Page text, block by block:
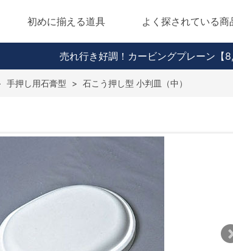
初めに揃える道具 よく探されている商
売れ行き好調！カービングプレーン 【
手押し用石膏型 > 石こう押し型 小判皿（中）